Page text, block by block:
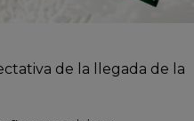
de la llegada de la